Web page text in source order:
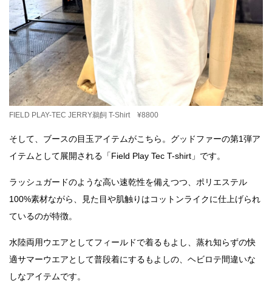
FIELD PLAY-TEC JERRY鵜飼 T-Shirt ¥8800
そして、ブースの目玉アイテムがこちら。グッドファーの第1弾ア
イテムとして展開される「Field Play Tec T-shirt」です。
ラッシュガードのような高い速乾性を備えつつ、ポリエステル
100%素材ながら、見た目や肌触りはコットンライクに仕上げられ
ているのが特徴。
水陸両用ウエアとしてフィールドで着るもよし、蒸れ知らずの快
適サマーウエアとして普段着にするもよしの、ヘビロテ間違いな
しなアイテムです。